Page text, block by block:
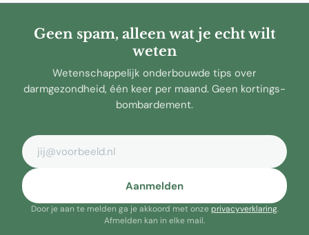
Geen spam, alleen wat je echt wilt
weten
Wetenschappelijk onderbouwde tips over
darmgezondheid, één keer per maand. Geen kortings-
bombardement.
E-mailadres
Aanmelden
Door je aan te melden ga je akkoord met onzeprivacyverklaring.
Afmelden kan in elke mail.